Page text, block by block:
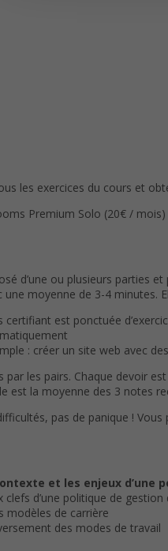
les exercices du cours et
Premium Solo (20€ /
d’une ou plusieurs parties
moyenne de 3-4 minutes.
certifiant est ponctuée
: créer un site web avec
par les pairs. Chaque devoir
est la moyenne des 3 notes
pas de panique !
et les enjeux d’une
d’une politique de gestion
modèles de carrière
des modes de travail